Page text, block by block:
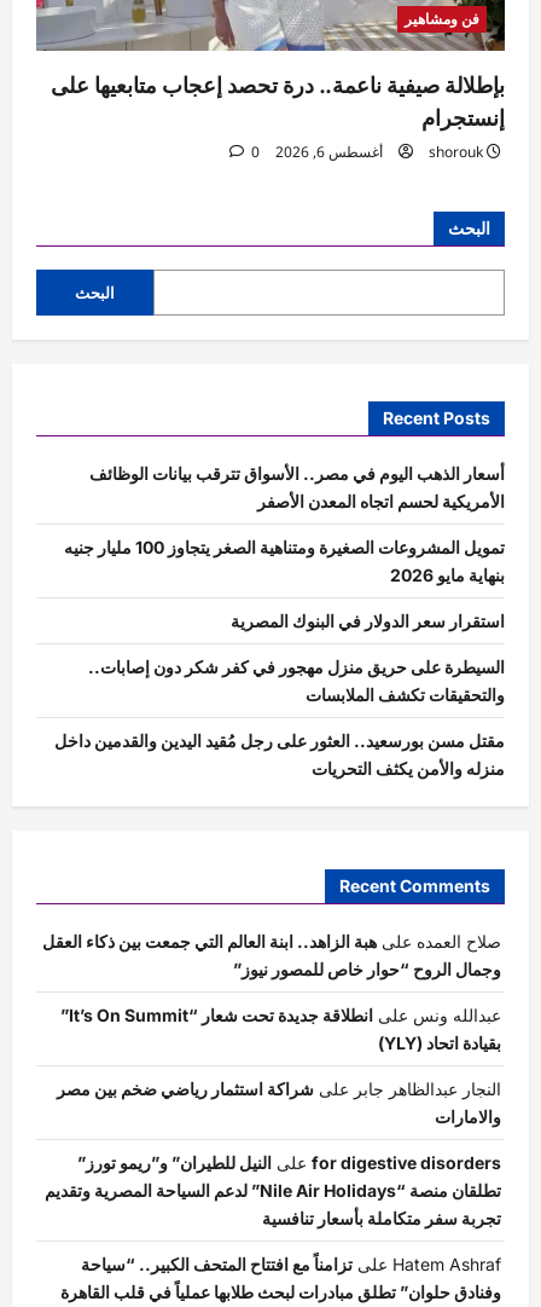
فن ومشاهير
بإطلالة صيفية ناعمة.. درة تحصد إعجاب متابعيها على
إنستجرام
shorouk أغسطس 6, 2026 0
البحث
البحث
Recent Posts
أسعار الذهب اليوم في مصر.. الأسواق تترقب بيانات الوظائف
الأمريكية لحسم اتجاه المعدن الأصفر
تمويل المشروعات الصغيرة ومتناهية الصغر يتجاوز 100 مليار جنيه
بنهاية مايو 2026
استقرار سعر الدولار في البنوك المصرية
السيطرة على حريق منزل مهجور في كفر شكر دون إصابات..
والتحقيقات تكشف الملابسات
مقتل مسن بورسعيد.. العثور على رجل مُقيد اليدين والقدمين داخل
منزله والأمن يكثف التحريات
Recent Comments
صلاح العمده على هبة الزاهد.. ابنة العالم التي جمعت بين ذكاء العقل
وجمال الروح “حوار خاص للمصور نيوز”
عبدالله ونس على
انطلاقة جديدة تحت شعار “It’s On Summit”
بقيادة اتحاد (YLY)
النجار عبدالظاهر جابر على شراكة استثمار رياضي ضخم بين مصر
والامارات
for digestive disorders على النيل للطيران” و”ريمو تورز”
تطلقان منصة “Nile Air Holidays” لدعم السياحة المصرية وتقديم
تجربة سفر متكاملة بأسعار تنافسية
Hatem Ashraf على تزامناً مع افتتاح المتحف الكبير.. “سياحة
وفنادق حلوان” تطلق مبادرات لبحث طلابها عملياً في قلب القاهرة